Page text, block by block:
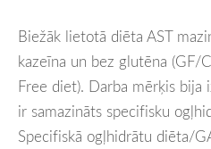
Biežāk lietotā diēta AST
kazeīna un bez glutēna (GF/
Free diet). Darba mērķis
ir samazināts specifisku
Specifiskā ogļhidrātu diēta/